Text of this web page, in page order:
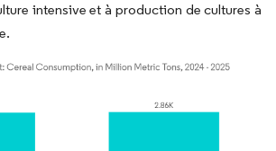
intensive et à production de cultures à